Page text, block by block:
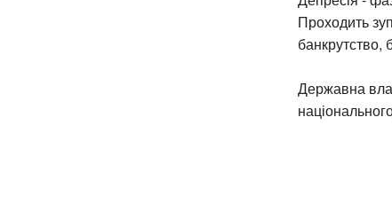
Проходить
банкрутство,
Державна